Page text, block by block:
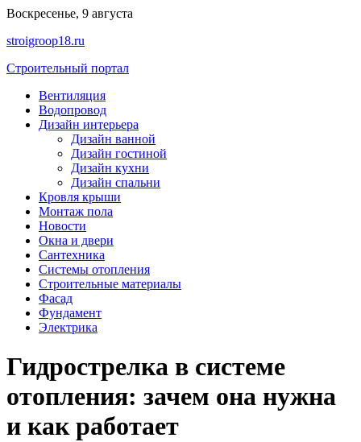
Перейти
содержимому
Воскресенье, 9 августа
stroigroop18.ru
Строительный портал
Вентиляция
Водопровод
Дизайн интерьера
Дизайн ванной
Дизайн гостиной
Дизайн кухни
Дизайн спальни
Кровля крыши
Монтаж пола
Новости
Окна и двери
Сантехника
Системы отопления
Строительные материалы
Фасад
Фундамент
Электрика
Гидрострелка в системе
отопления: зачем она нужна
и как работает